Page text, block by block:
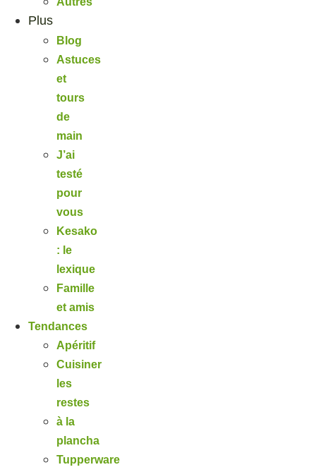
Plus
Blog
Astuces
et
tours
de
main
J’ai
testé
pour
vous
Kesako
: le
lexique
Famille
et amis
Tendances
Apéritif
Cuisiner
les
restes
à la
plancha
Tupperware